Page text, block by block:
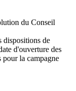
du Conseil
dispositions de
d'ouverture des
pour la campagne